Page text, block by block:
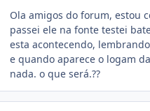
Ola amigos do forum, estou
passei ele na fonte testei
esta acontecendo,
e quando aparece o logam
nada. o que será.??